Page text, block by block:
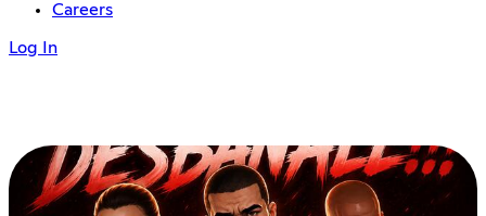
Careers
Log In